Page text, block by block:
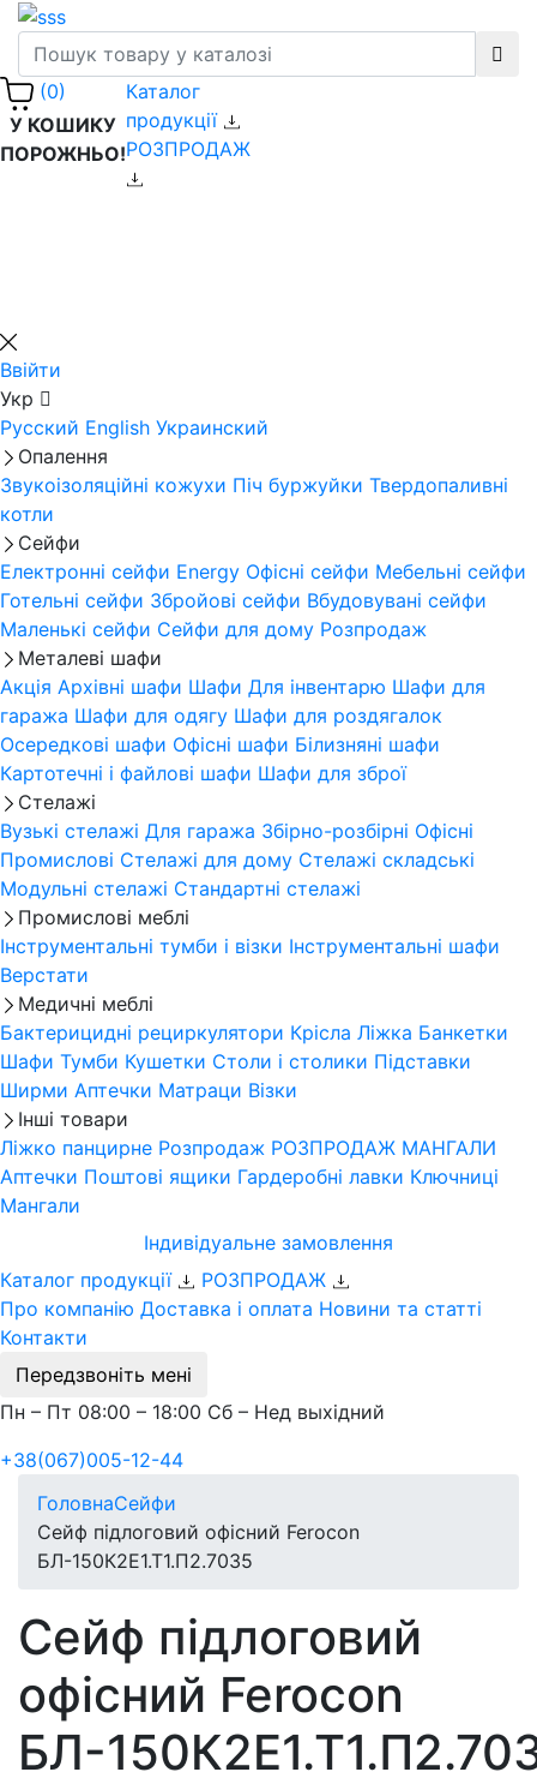
(0)
У КОШИКУ
ПОРОЖНЬО!
Каталог
продукції
РОЗПРОДАЖ
Ввійти
Укр
Русский English Украинский
Опалення
Звукоізоляційні кожухи Піч буржуйки Твердопаливні
котли
Сейфи
Електронні сейфи Energy Офісні сейфи Мебельні сейфи
Готельні сейфи Збройові сейфи Вбудовувані сейфи
Маленькі сейфи Сейфи для дому Розпродаж
Металеві шафи
Акція Архівні шафи Шафи Для інвентарю Шафи для
гаража Шафи для одягу Шафи для роздягалок
Осередкові шафи Офісні шафи Білизняні шафи
Картотечні і файлові шафи Шафи для зброї
Стелажі
Вузькі стелажі Для гаража Збірно-розбірні Офісні
Промислові Стелажі для дому Стелажі складські
Модульні стелажі Стандартні стелажі
Промислові меблі
Інструментальні тумби і візки Інструментальні шафи
Верстати
Медичні меблі
Бактерицидні рециркулятори Крісла Ліжка Банкетки
Шафи Тумби Кушетки Столи і столики Підставки
Ширми Аптечки Матраци Візки
Інші товари
Ліжко панцирне Розпродаж РОЗПРОДАЖ МАНГАЛИ
Аптечки Поштові ящики Гардеробні лавки Ключниці
Мангали
Індивідуальне замовлення
Каталог продукції
РОЗПРОДАЖ
Про компанію Доставка і оплата Новини та статті
Контакти
Передзвоніть мені
Пн – Пт 08:00 – 18:00 Сб – Нед выхідний
+38(067)005-12-44
ГоловнаСейфи
Сейф підлоговий офісний Ferocon
БЛ-150К2Е1.Т1.П2.7035
Сейф підлоговий
офісний Ferocon
БЛ-